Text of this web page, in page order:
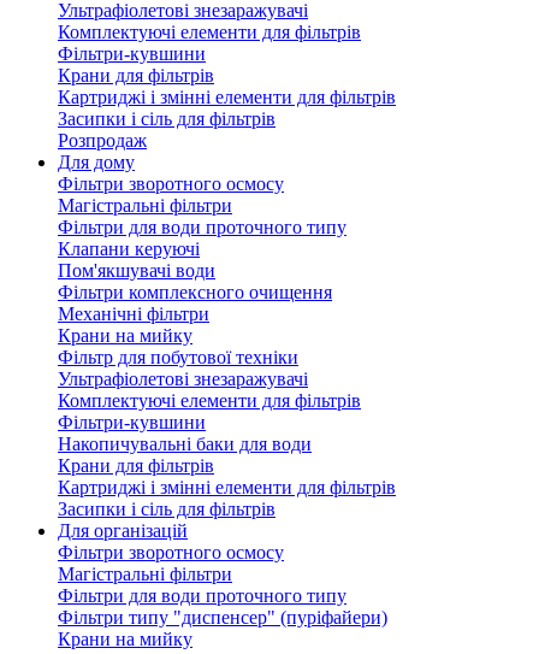
Ультрафіолетові знезаражувачі
Комплектуючі елементи для фільтрів
Фільтри-кувшини
Крани для фільтрів
Картриджі і змінні елементи для фільтрів
Засипки і сіль для фільтрів
Розпродаж
Для дому
Фільтри зворотного осмосу
Магістральні фільтри
Фільтри для води проточного типу
Клапани керуючі
Пом'якшувачі води
Фільтри комплексного очищення
Механічні фільтри
Крани на мийку
Фільтр для побутової техніки
Ультрафіолетові знезаражувачі
Комплектуючі елементи для фільтрів
Фільтри-кувшини
Накопичувальні баки для води
Крани для фільтрів
Картриджі і змінні елементи для фільтрів
Засипки і сіль для фільтрів
Для організацій
Фільтри зворотного осмосу
Магістральні фільтри
Фільтри для води проточного типу
Фільтри типу "диспенсер" (пуріфайери)
Крани на мийку